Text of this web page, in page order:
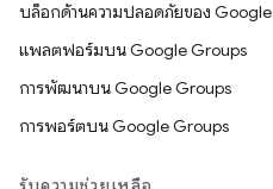
บล็อกด้านความปลอดภัยของ Google
แพลตฟอร์มบน Google Groups
การพัฒนาบน Google Groups
การพอร์ตบน Google Groups